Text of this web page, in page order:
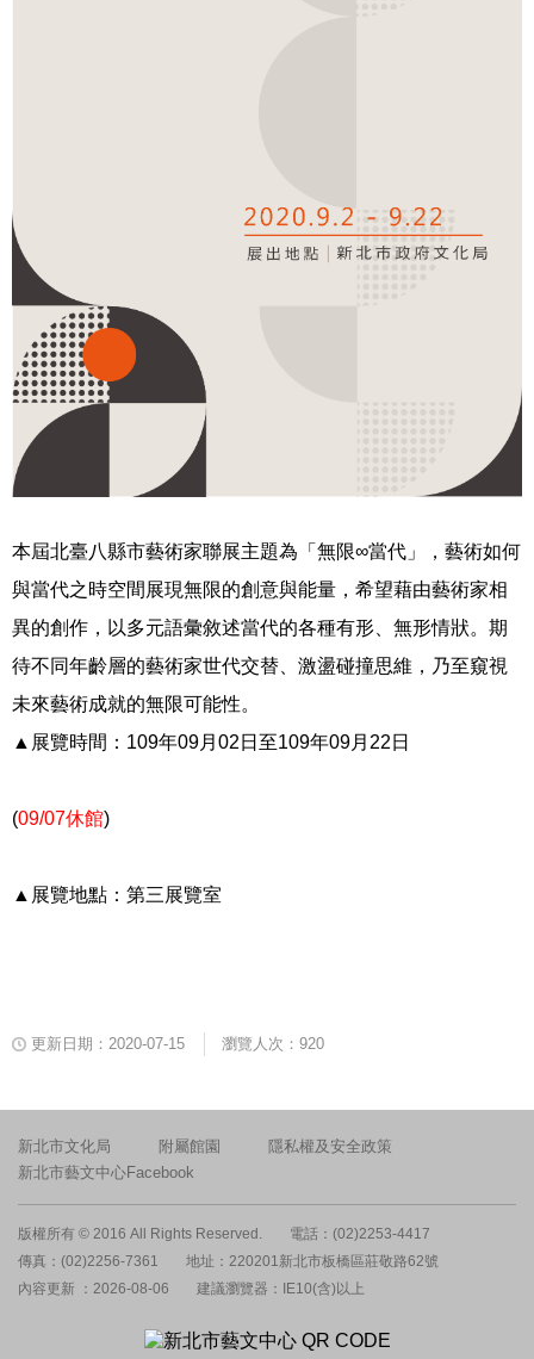
本屆北臺八縣市藝術家聯展主題為「無限∞當代」，藝術如何
與當代之時空間展現無限的創意與能量，希望藉由藝術家相
異的創作，以多元語彙敘述當代的各種有形、無形情狀。期
待不同年齡層的藝術家世代交替、激盪碰撞思維，乃至窺視
未來藝術成就的無限可能性。
▲展覽時間： 109年09月 02 日至109年09月 22 日
(09/07休館)
▲展覽地點：第三展覽室
更新日期：2020-07-15 瀏覽人次：920
新北市文化局 附屬館園
隱私權及安全政策
新北市藝文中心Facebook
版權所有 © 2016 All Rights Reserved.
電話：(02)2253-4417
傳真：(02)2256-7361
地址：220201新北市板橋區莊敬路62號
內容更新 ：2026-08-06
建議瀏覽器：IE10(含)以上